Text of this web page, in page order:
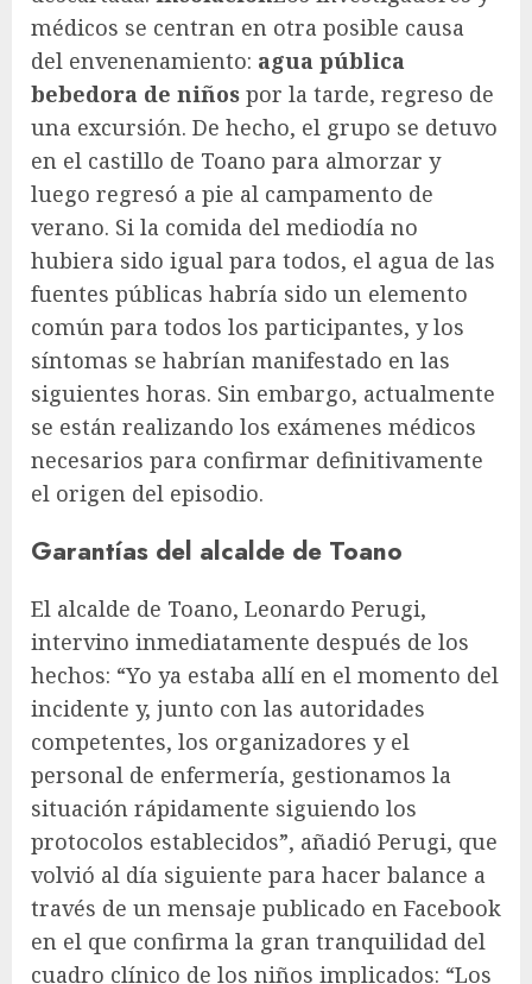
médicos se centran en otra posible causa
del envenenamiento: agua pública
bebedora de niños por la tarde, regreso de
una excursión. De hecho, el grupo se detuvo
en el castillo de Toano para almorzar y
luego regresó a pie al campamento de
verano. Si la comida del mediodía no
hubiera sido igual para todos, el agua de las
fuentes públicas habría sido un elemento
común para todos los participantes, y los
síntomas se habrían manifestado en las
siguientes horas. Sin embargo, actualmente
se están realizando los exámenes médicos
necesarios para confirmar definitivamente
el origen del episodio.
Garantías del alcalde de Toano
El alcalde de Toano, Leonardo Perugi,
intervino inmediatamente después de los
hechos: “Yo ya estaba allí en el momento del
incidente y, junto con las autoridades
competentes, los organizadores y el
personal de enfermería, gestionamos la
situación rápidamente siguiendo los
protocolos establecidos”, añadió Perugi, que
volvió al día siguiente para hacer balance a
través de un mensaje publicado en Facebook
en el que confirma la gran tranquilidad del
cuadro clínico de los niños implicados: “Los